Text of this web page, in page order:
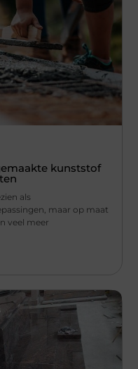
kunststof
als
maar op maat
veel meer